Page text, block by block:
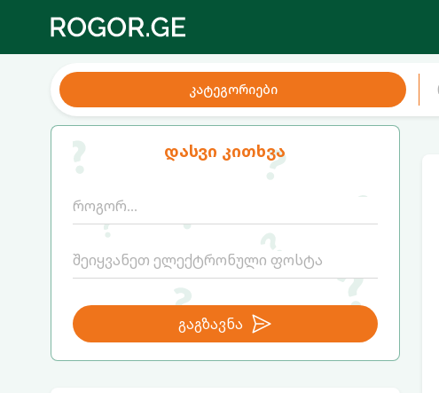
კატეგორიები
დასვი კითხვა
გაგზავნა